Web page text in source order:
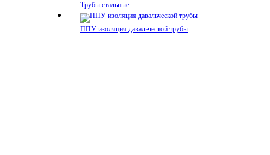
Трубы стальные
ППУ изоляция давальческой трубы